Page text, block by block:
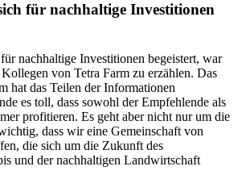
für nachhaltige Investitionen
nachhaltige Investitionen begeistert, war
von Tetra Farm zu erzählen. Das
hat das Teilen der Informationen
es toll, dass sowohl der Empfehlende als
profitieren. Es geht aber nicht nur um die
dass wir eine Gemeinschaft von
die sich um die Zukunft des
und der nachhaltigen Landwirtschaft